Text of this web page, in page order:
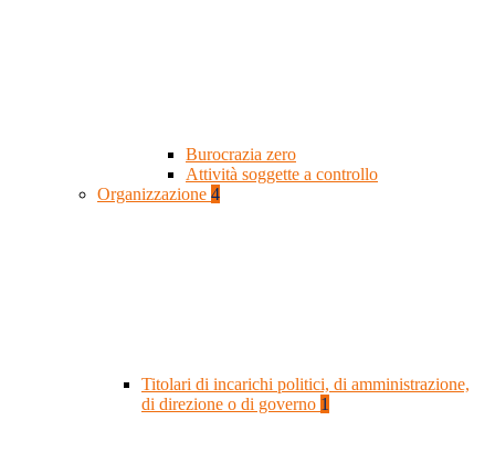
Burocrazia zero
Attività soggette a controllo
Organizzazione 4
Titolari di incarichi politici, di amministrazione,
di direzione o di governo 1